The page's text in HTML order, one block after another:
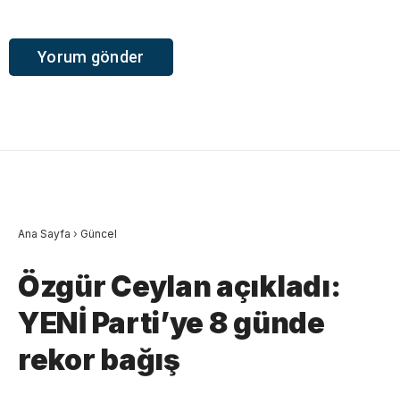
Ana Sayfa › Güncel
Özgür Ceylan açıkladı:
YENİ Parti’ye 8 günde
rekor bağış